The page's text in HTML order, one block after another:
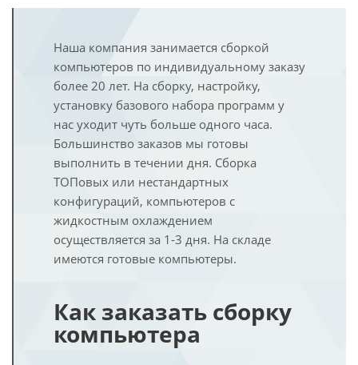
Наша компания занимается сборкой
компьютеров по индивидуальному заказу
более 20 лет. На сборку, настройку,
установку базового набора программ у
нас уходит чуть больше одного часа.
Большинство заказов мы готовы
выполнить в течении дня. Сборка
ТОПовых или нестандартных
конфигураций, компьютеров с
жидкостным охлаждением
осуществляется за 1-3 дня. На складе
имеются готовые компьютеры.
Как заказать сборку
компьютера